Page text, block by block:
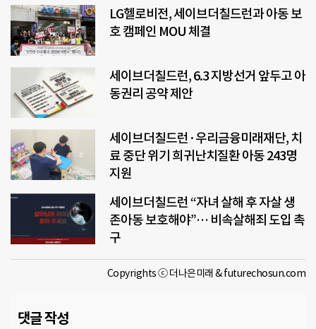
LG헬로비전, 세이브더칠드런과 아동 보
호 캠페인 MOU 체결
세이브더칠드런, 6.3 지방선거 앞두고 아
동권리 공약 제안
세이브더칠드런·우리금융미래재단, 치
료 중단 위기 희귀난치질환 아동 243명
지원
세이브더칠드런 “자녀 살해 후 자살 생
존아동 보호해야”… 비속살해죄 도입 촉
구
Copyrights ⓒ 더나은미래 & futurechosun.com
댓글 작성